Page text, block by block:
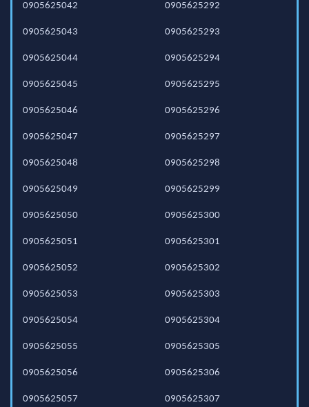
0905625042
0905625043
0905625044
0905625045
0905625046
0905625047
0905625048
0905625049
0905625050
0905625051
0905625052
0905625053
0905625054
0905625055
0905625056
0905625057
0905625292
0905625293
0905625294
0905625295
0905625296
0905625297
0905625298
0905625299
0905625300
0905625301
0905625302
0905625303
0905625304
0905625305
0905625306
0905625307